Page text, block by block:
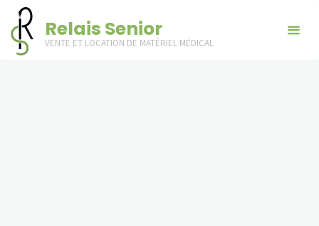
content
Relais Senior
VENTE ET LOCATION DE MATÉRIEL MÉDICAL